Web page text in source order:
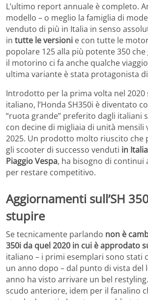
L’ultimo report annuale è completo.
modello – o meglio la famiglia di
venduto di più in Italia in senso
in tutte le versioni e con tutte le
popolare 125 alla più potente 350
il motorino ci fa anche qualche
ultima variante è stata protagonista
Introdotto per la prima volta nel 2020
italiano, l’Honda SH350i è diventato
“ruota grande” preferito dagli italiani
con decine di migliaia di unità mensili
2025. Un prodotto molto riuscito che
gli scooter di successo venduti in
Piaggio Vespa, ha bisogno di continui
per restare competitivo.
Aggiornamenti sull’SH
stupire
Se tecnicamente parlando non è
350i da quel 2020 in cui è approdato
italiano – i primi esemplari sono stati
un anno dopo – dal punto di vista del
anno ha visto arrivare un bel restyling.
scudo anteriore, idem per il fanalino